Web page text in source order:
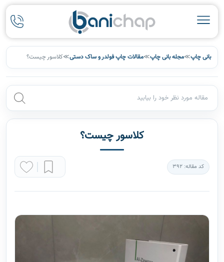
بانی چاپ≫مجله بانی چاپ≫مقالات چاپ فولدر و ساک دستی≫کلاسور چیست؟
کلاسور چیست؟
کد مقاله: 392